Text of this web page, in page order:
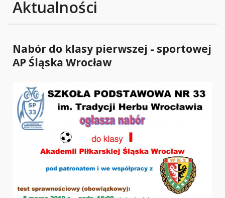
Aktualności
Nabór do klasy pierwszej - sportowej
AP Śląska Wrocław